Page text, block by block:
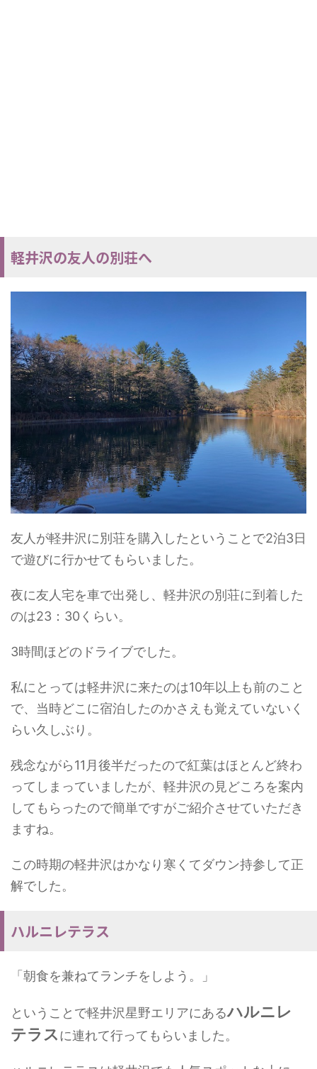
軽井沢の友人の別荘へ
友人が軽井沢に別荘を購入したということで2泊3日
で遊びに行かせてもらいました。
夜に友人宅を車で出発し、軽井沢の別荘に到着した
のは23：30くらい。
3時間ほどのドライブでした。
私にとっては軽井沢に来たのは10年以上も前のこと
で、当時どこに宿泊したのかさえも覚えていないく
らい久しぶり。
残念ながら11月後半だったので紅葉はほとんど終わ
ってしまっていましたが、軽井沢の見どころを案内
してもらったので簡単ですがご紹介させていただき
ますね。
この時期の軽井沢はかなり寒くてダウン持参して正
解でした。
ハルニレテラス
「朝食を兼ねてランチをしよう。」
ということで軽井沢星野エリアにあるハルニレ
テラスに連れて行ってもらいました。